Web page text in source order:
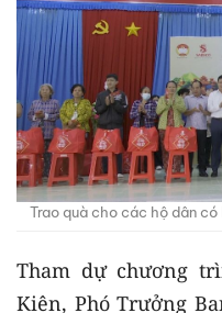
Trao quà cho các hộ dân
Tham dự chương
Kiên, Phó Trưởng